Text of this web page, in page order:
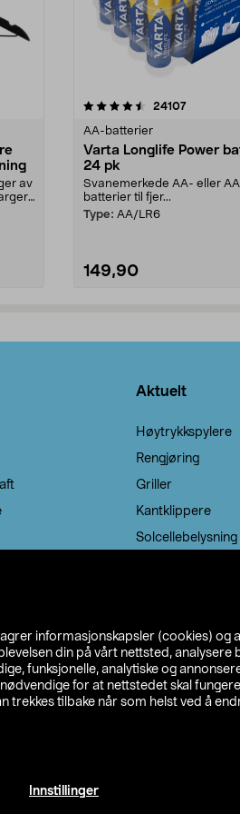
informasjonskapsler (cookies) og
din på vårt nettsted, analysere
funksjonelle, analytiske og
for at nettstedet skal
trekkes tilbake når som helst ved å
Innstillinger
av
24107
AA-batterier
Varta Longlife Power
24 pk
Svanemerkede AA- eller
batterier til fjer...
Type: AA/LR6
149,90
4.5av 5 stjerner
Aktuelt
Høytrykkspylere
Rengjøring
Griller
Kantklippere
Solcellebelysning